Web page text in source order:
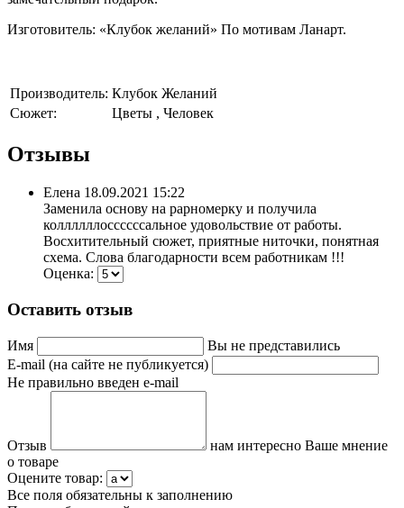
Изготовитель: «Клубок желаний» По мотивам Ланарт.
Производитель: Клубок Желаний
Сюжет:
Цветы , Человек
Отзывы
Елена 18.09.2021 15:22
Заменила основу на рарномерку и получила
коллллллоссссссальное удовольствие от работы.
Восхитительный сюжет, приятные ниточки, понятная
схема. Слова благодарности всем работникам !!!
Оценка:
Оставить отзыв
Имя
Вы не представились
E-mail (на сайте не публикуется)
Не правильно введен e-mail
Отзыв
нам интересно Ваше мнение
о товаре
Оцените товар:
Все поля обязательны к заполнению